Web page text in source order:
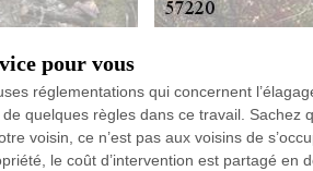
pour vous
réglementations qui concernent
quelques règles dans ce travail. Sachez
voisin, ce n’est pas aux voisins de
le coût d’intervention est partagé en